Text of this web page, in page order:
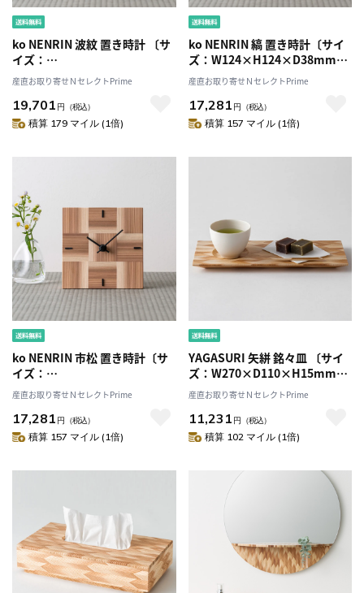
ko NENRIN 波紋 置き時計 〔サ
イズ：
W124×H124×D38mm、単三
電池1本〕［北海道・離島 配送
不可］
産直お取り寄せＮセレクトPrime
19,701 円 （税込）
積算 179 マイル (1倍)
ko NENRIN 縞 置き時計〔サイ
ズ：W124×H124×D38mm、
単三電池1本〕［北海道・離島
配送不可］
産直お取り寄せＮセレクトPrime
17,281 円 （税込）
積算 157 マイル (1倍)
ko NENRIN 市松 置き時計〔サ
イズ：
W124×H124×D38mm、単三
電池1本〕［北海道・離島 配送
不可］
産直お取り寄せＮセレクトPrime
17,281 円 （税込）
積算 157 マイル (1倍)
YAGASURI 矢絣 銘々皿 〔サイ
ズ：W270×D110×H15mm〕
［北海道・離島 配送不可］
産直お取り寄せＮセレクトPrime
11,231 円 （税込）
積算 102 マイル (1倍)